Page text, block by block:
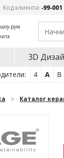
Код клиента: -99-001
рум
3D
4 A B
Каталог